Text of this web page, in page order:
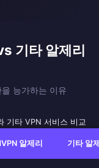
기타 알제리
능가하는 이유
기타 VPN 서비스 비교
알제리 기타 알